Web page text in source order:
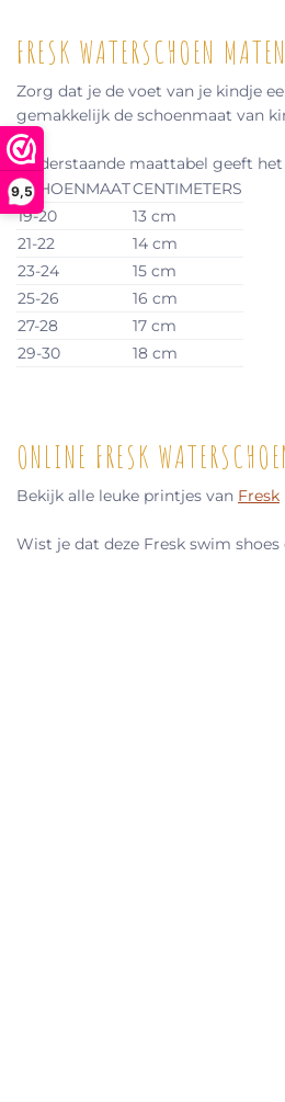
9,5
FRESK WATERSCHOEN MATEN
Zorg dat je de voet van je kindje
gemakkelijk de schoenmaat van
Onderstaande maattabel geeft
SCHOENMAATCENTIMETERS
19-20
13 cm
21-22
14 cm
23-24
15 cm
25-26
16 cm
27-28
17 cm
29-30
18 cm
ONLINE FRESK
Bekijk alle leuke printjes van Fresk
Wist je dat deze Fresk swim